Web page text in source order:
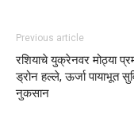
Previous article
रशियाचे युक्रेनवर मोठ्या
ड्रोन हल्ले, ऊर्जा पायाभूत
नुकसान